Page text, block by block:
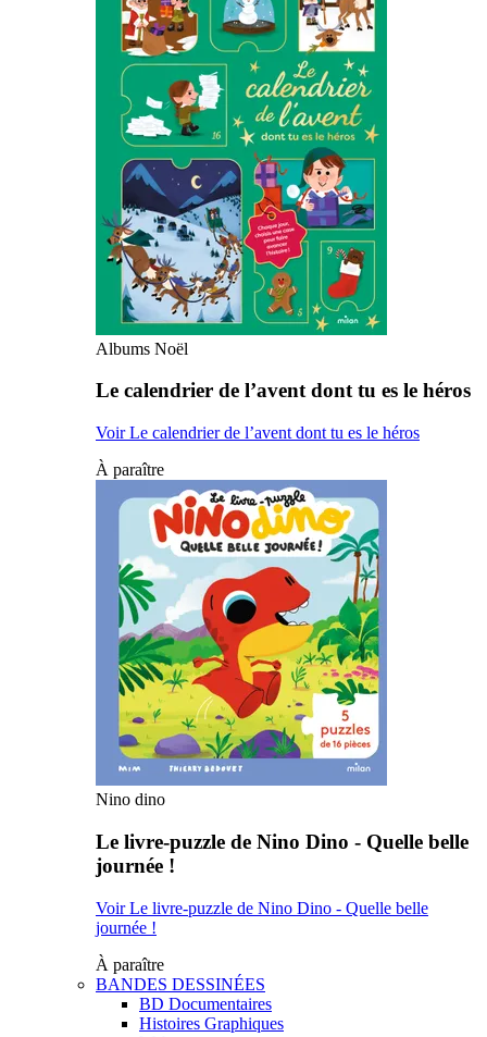
Albums Noël
Le calendrier de l’avent dont tu es le héros
Voir Le calendrier de l’avent dont tu es le héros
À paraître
Nino dino
Le livre-puzzle de Nino Dino - Quelle belle
journée !
Voir Le livre-puzzle de Nino Dino - Quelle belle
journée !
À paraître
BANDES DESSINÉES
BD Documentaires
Histoires Graphiques